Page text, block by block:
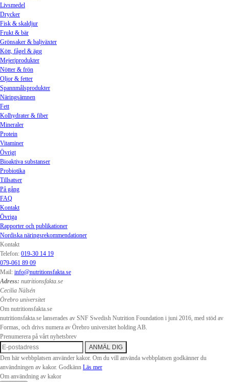
Livsmedel
Drycker
Fisk & skaldjur
Frukt & bär
Grönsaker & baljväxter
Kött, fågel & ägg
Mejeriprodukter
Nötter & frön
Oljor & fetter
Spannmålsprodukter
Näringsämnen
Fett
Kolhydrater & fiber
Mineraler
Protein
Vitaminer
Övrigt
Bioaktiva substanser
Probiotika
Tillsatser
På gång
FAQ
Kontakt
Övriga
Rapporter och publikationer
Nordiska näringsrekommendationer
Kontakt
Telefon: 019-30 14 19
079-061 89 09
Mail: info@nutritionsfakta.se
Adress: nutritionsfakta.se
Cecilia Nälsén
Örebro universitet
Om nutritionsfakta.se
nutritionsfakta.se lanserades av SNF Swedish Nutrition Foundation i juni 2016, med stöd av
Formas, och drivs numera av Örebro universitet holding AB.
Prenumerera på vårt nyhetsbrev
Den här webbplatsen använder kakor. Om du vill använda webbplatsen godkänner du
användningen av kakor. Godkänn Läs mer
Om användning av kakor